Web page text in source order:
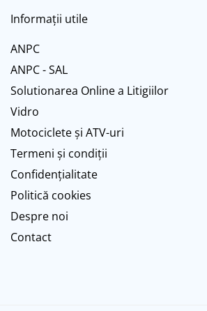
700"
Protecții Camere
Vulcanizare
Transmisie & Accesorii
Accesorii Transmisie
Angrenaje
Apărătoare Lanț
Ax Pedalier
Braț Pedale
Casete
Informații utile
ANPC
ANPC - SAL
Solutionarea Online a Litigiilor
Vidro
Motociclete și ATV-uri
Termeni și condiții
Confidențialitate
Politică cookies
Despre noi
Contact